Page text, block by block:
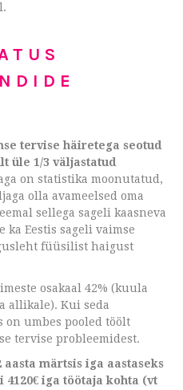
tervise häiretega seotud
üle 1/3 väljastatud
on statistika moonutatud,
olla avameelsed oma
sellega sageli kaasneva
ka Eestis sageli vaimse
füüsilist haigust
osakaal 42% (kuula
allikale). Kui seda
on umbes pooled töölt
tervise probleemidest.
aasta märtsis iga aastaseks
4120€ iga töötaja kohta (vt